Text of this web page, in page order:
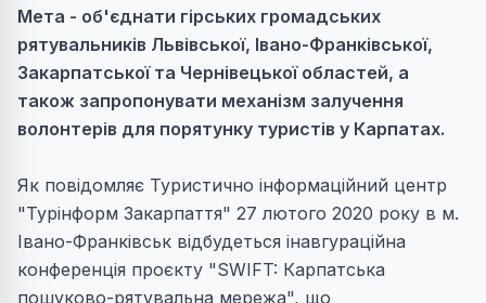
Мета - об'єднати гірських громадських
рятувальників Львівської, Івано-Франківської,
Закарпатської та Чернівецької областей, а
також запропонувати механізм залучення
волонтерів для порятунку туристів у Карпатах.
Як повідомляє Туристично інформаційний центр
"Турінформ Закарпаття" 27 лютого 2020 року в м.
Івано-Франківськ відбудеться інавгураційна
конференція проєкту "SWIFT: Карпатська
пошуково-рятувальна мережа", що